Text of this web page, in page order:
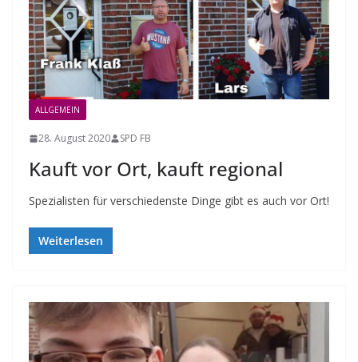
ALLGEMEIN
28. August 2020 SPD FB
Kauft vor Ort, kauft regional
Spezialisten für verschiedenste Dinge gibt es auch vor Ort!
Weiterlesen